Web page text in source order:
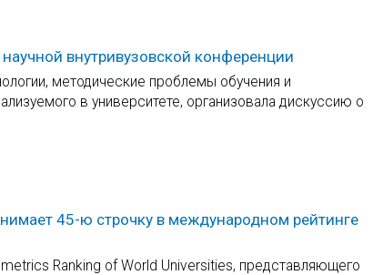
внутривузовской конференции
методические проблемы обучения и
в университете, организовала дискуссию о
45-ю строчку в международном рейтинге
Ranking of World Universities, представляющего